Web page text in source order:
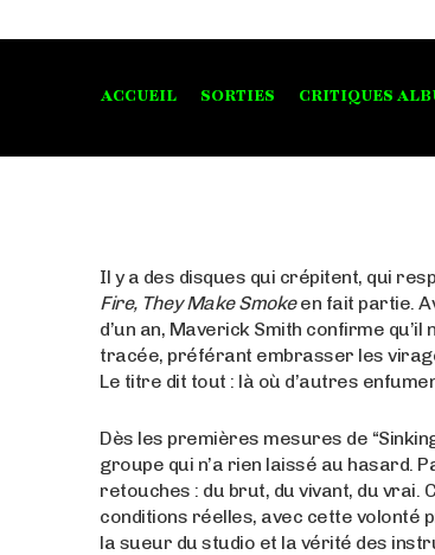
ACCUEIL SORTIES CRITIQUES
Il y a des disques qui crépitent, qui
Fire, They Make Smokeen fait partie.
d’un an, Maverick Smith confirme
tracée, préférant embrasser les
Le titre dit tout : là où d’autres
Dès les premières mesures de
groupe qui n’a rien laissé au hasard.
retouches : du brut, du vivant, du vrai.
conditions réelles, avec cette volonté
la sueur du studio et la vérité des